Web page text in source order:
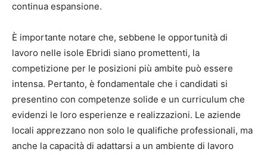
continua espansione.
È importante notare che, sebbene le opportunità di
lavoro nelle isole Ebridi siano promettenti, la
competizione per le posizioni più ambite può essere
intensa. Pertanto, è fondamentale che i candidati si
presentino con competenze solide e un curriculum che
evidenzi le loro esperienze e realizzazioni. Le aziende
locali apprezzano non solo le qualifiche professionali, ma
anche la capacità di adattarsi a un ambiente di lavoro